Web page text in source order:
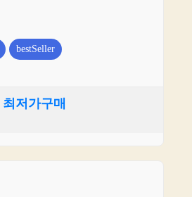
bestSeller
최저가구매